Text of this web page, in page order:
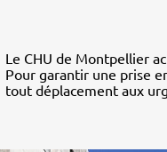
Le CHU de Montpellier
Pour garantir une prise
tout déplacement aux